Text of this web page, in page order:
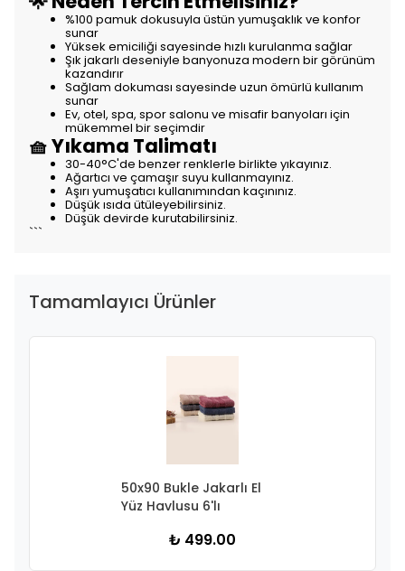
%100 pamuk dokusuyla üstün yumuşaklık ve konfor
sunar
Yüksek emiciliği sayesinde hızlı kurulanma sağlar
Şık jakarlı deseniyle banyonuza modern bir görünüm
kazandırır
Sağlam dokuması sayesinde uzun ömürlü kullanım
sunar
Ev, otel, spa, spor salonu ve misafir banyoları için
mükemmel bir seçimdir
🧺 Yıkama Talimatı
30-40°C'de benzer renklerle birlikte yıkayınız.
Ağartıcı ve çamaşır suyu kullanmayınız.
Aşırı yumuşatıcı kullanımından kaçınınız.
Düşük ısıda ütüleyebilirsiniz.
Düşük devirde kurutabilirsiniz.
```
Tamamlayıcı Ürünler
50x90 Bukle Jakarlı El
Yüz Havlusu 6'lı
₺ 499.00